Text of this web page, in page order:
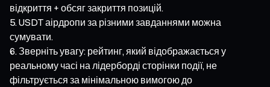
відкриття + обсяг закриття позицій.
USDT аірдропи за різними завданнями можна
сумувати.
Зверніть увагу: рейтинг, який відображається у
реальному часі на лідерборді сторінки події, не
фільтрується за мінімальною вимогою до